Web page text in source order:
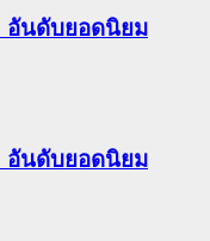
อันดับยอดนิยม
อันดับยอดนิยม